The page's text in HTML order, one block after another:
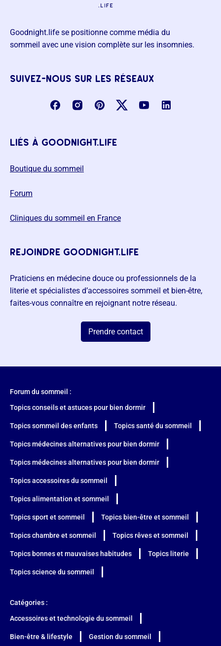
Goodnight.life se positionne comme média du
sommeil avec une vision complète sur les insomnies.
suivez-nous sur les réseaux
liés à goodnight.life
Boutique du sommeil
Forum
Cliniques du sommeil en France
rejoindre goodnight.life
Praticiens en médecine douce ou professionnels de la
literie et spécialistes d’accessoires sommeil et bien-être,
faites-vous connaître en rejoignant notre réseau.
Prendre contact
Forum du sommeil :
Topics conseils et astuces pour bien dormir
Topics sommeil des enfants Topics santé du sommeil
Topics médecines alternatives pour bien dormir
Topics médecines alternatives pour bien dormir
Topics accessoires du sommeil
Topics alimentation et sommeil
Topics sport et sommeil Topics bien-être et sommeil
Topics chambre et sommeil Topics rêves et sommeil
Topics bonnes et mauvaises habitudes Topics literie
Topics science du sommeil
Catégories :
Accessoires et technologie du sommeil
Bien-être & lifestyle Gestion du sommeil